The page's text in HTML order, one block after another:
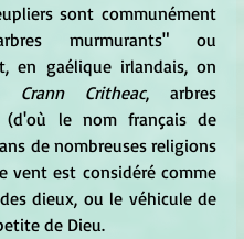
sont communément
murmurants" ou
en gaélique irlandais, on
Crann Critheac, arbres
(d'où le nom français de
de nombreuses religions
vent est considéré comme
dieux, ou le véhicule de
de Dieu.